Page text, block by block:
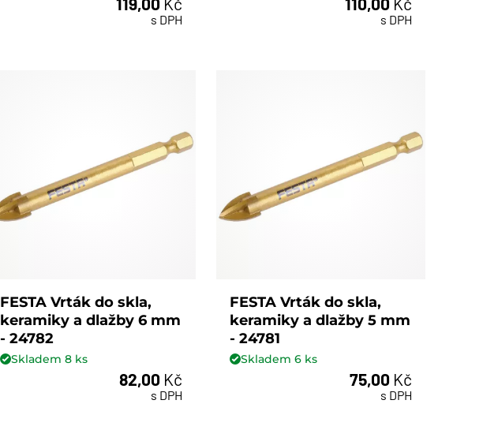
s DPH s DPH
FESTA Vrták do skla,
keramiky a dlažby 6 mm
- 24782
Skladem8 ks
82,00 Kč
s DPH
FESTA Vrták do skla,
keramiky a dlažby 5 mm
- 24781
Skladem6 ks
75,00 Kč
s DPH